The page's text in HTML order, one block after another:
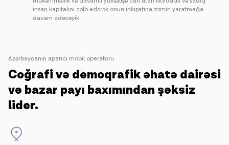
insan kapitalını cəlb edərək onun inkişafına zəmin yaratmağa
davam edəcəyik.
Azərbaycanın aparıcı mobil operatoru
Coğrafi və demoqrafik əhatə dairəsi
və bazar payı baxımından şəksiz
lider.